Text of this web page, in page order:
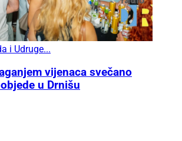
i Udruge...
vijenaca svečano
u Drnišu